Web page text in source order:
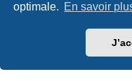
optimale. En savoir
Développé parphpBB®
Leenoz
Traduction française
|